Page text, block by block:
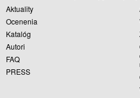
Aktuality
Ocenenia
Katalóg
Autori
FAQ
PRESS